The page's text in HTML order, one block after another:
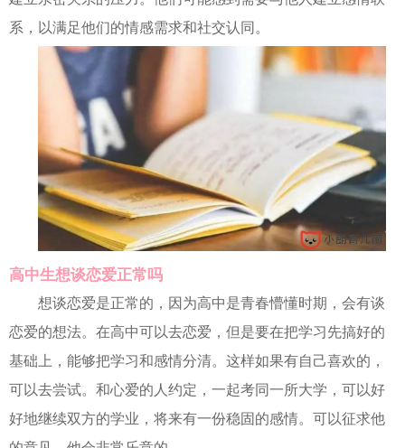
系，以满足他们的情感需求和社交认同。
高中生想谈恋爱正常吗
想谈恋爱是正常的，因为高中是青春懵懂时期，会有谈
恋爱的想法。在高中可以去恋爱，但是要在把学习先搞好的
基础上，能够把学习和感情分清。这样如果有自己喜欢的，
可以去尝试。和心爱的人约定，一起考同一所大学，可以好
好地继续双方的学业，将来有一份稳固的感情。可以征求他